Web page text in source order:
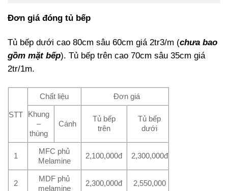
Đơn giá đóng tủ bếp
Tủ bếp dưới cao 80cm sâu 60cm giá 2tr3/m (chưa bao
gồm mặt bếp). Tủ bếp trên cao 70cm sâu 35cm giá
2tr/1m.
STT
Chất liệu Đơn giá
Khung
–
thùng
Cánh
Tủ bếp
trên
Tủ bếp
dưới
1
MFC phủ
Melamine
2,100,000đ 2,300,000đ
2
MDF phủ
melamine
2,300,000đ 2,550,000